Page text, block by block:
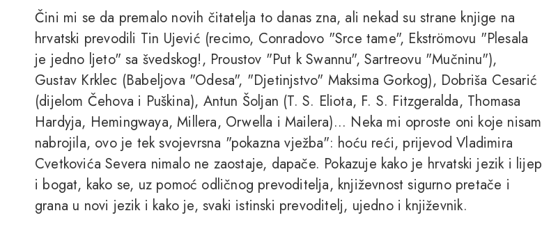
Čini mi se da premalo novih čitatelja to danas zna, ali nekad su strane knjige na
hrvatski prevodili Tin Ujević (recimo, Conradovo "Srce tame", Ekströmovu "Plesala
je jedno ljeto" sa švedskog!, Proustov "Put k Swannu", Sartreovu "Mučninu"),
Gustav Krklec (Babeljova "Odesa", "Djetinjstvo" Maksima Gorkog), Dobriša Cesarić
(dijelom Čehova i Puškina), Antun Šoljan (T. S. Eliota, F. S. Fitzgeralda, Thomasa
Hardyja, Hemingwaya, Millera, Orwella i Mailera)... Neka mi oproste oni koje nisam
nabrojila, ovo je tek svojevrsna "pokazna vježba": hoću reći, prijevod Vladimira
Cvetkovića Severa nimalo ne zaostaje, dapače. Pokazuje kako je hrvatski jezik i lijep
i bogat, kako se, uz pomoć odličnog prevoditelja, književnost sigurno pretače i
grana u novi jezik i kako je, svaki istinski prevoditelj, ujedno i književnik.